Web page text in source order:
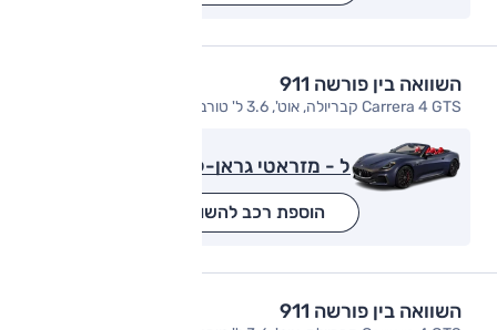
השוואה בין פורשה 911
Carrera 4 GTS קבריולה, אוט', 3.6 ל' טורבו, 4x4
ל - מזראטי גראן-קבריו
הוספת רכב להשוואה
השוואה בין פורשה 911